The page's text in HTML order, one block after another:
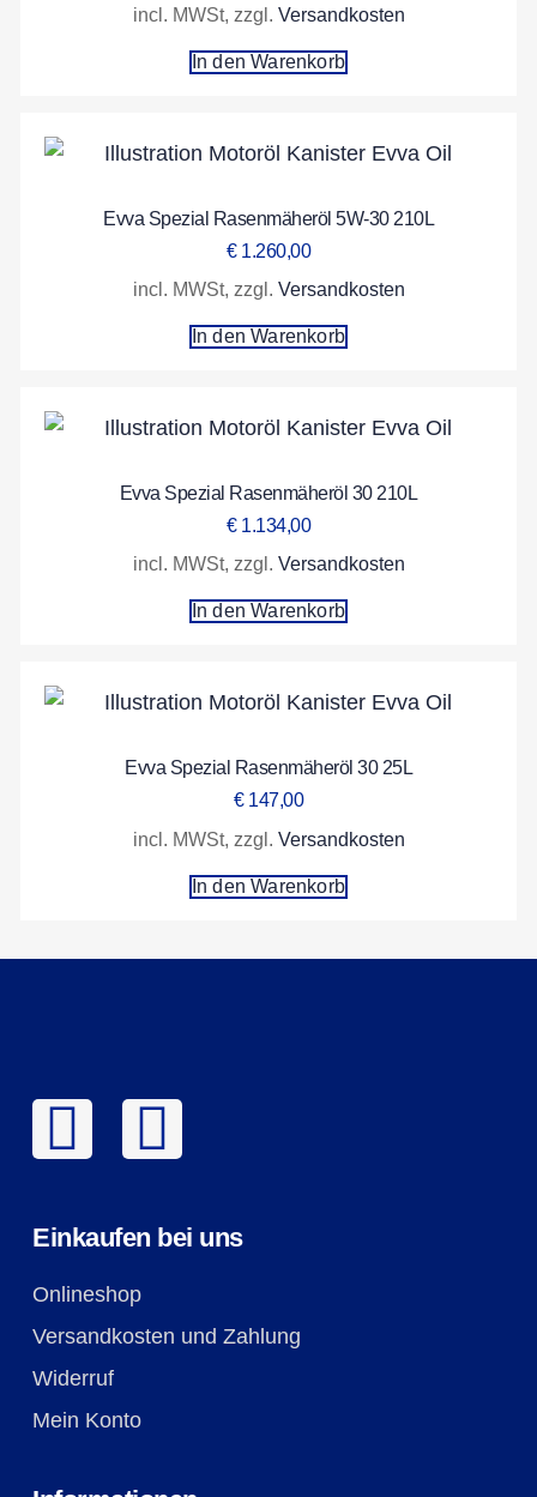
incl. MWSt, zzgl. Versandkosten
In den Warenkorb
Evva Spezial Rasenmäheröl 5W-30 210L
€1.260,00
incl. MWSt, zzgl. Versandkosten
In den Warenkorb
Evva Spezial Rasenmäheröl 30 210L
€1.134,00
incl. MWSt, zzgl. Versandkosten
In den Warenkorb
Evva Spezial Rasenmäheröl 30 25L
€147,00
incl. MWSt, zzgl. Versandkosten
In den Warenkorb
Einkaufen bei uns
Onlineshop
Versandkosten und Zahlung
Widerruf
Mein Konto